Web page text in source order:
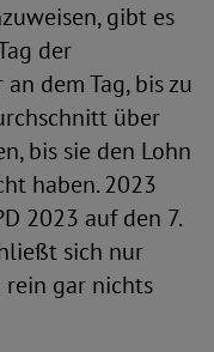
gibt es
der
dem Tag, bis zu
über
bis sie den Lohn
haben. 2023
2023 auf den 7.
sich nur
rein gar nichts